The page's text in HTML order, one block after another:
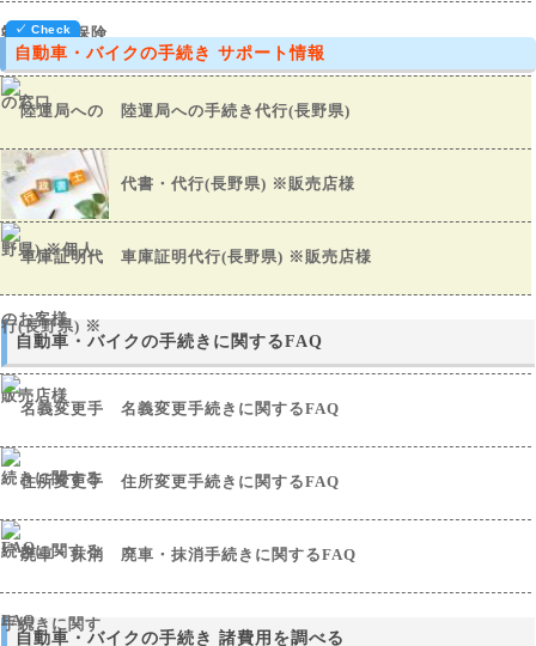
自動車・バイクの手続き サポート情報
陸運局への手続き代行(長野県)
代書・代行(長野県) ※販売店様
車庫証明代行(長野県) ※販売店様
自動車・バイクの手続きに関するFAQ
名義変更手続きに関するFAQ
住所変更手続きに関するFAQ
廃車・抹消手続きに関するFAQ
自動車・バイクの手続き 諸費用を調べる